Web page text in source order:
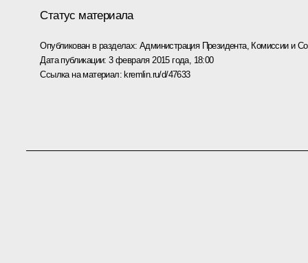
Статус материала
Опубликован в разделах: Администрация Президента, Комиссии и
Дата публикации:3 февраля 2015 года, 18:00
Ссылка на материал: kremlin.ru/d/47633